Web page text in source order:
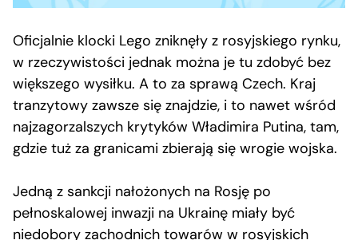
Oficjalnie klocki Lego zniknęły z rosyjskiego rynku,
w rzeczywistości jednak można je tu zdobyć bez
większego wysiłku. A to za sprawą Czech. Kraj
tranzytowy zawsze się znajdzie, i to nawet wśród
najzagorzalszych krytyków Władimira Putina, tam,
gdzie tuż za granicami zbierają się wrogie wojska.
Jedną z sankcji nałożonych na Rosję po
pełnoskalowej inwazji na Ukrainę miały być
niedobory zachodnich towarów w rosyjskich